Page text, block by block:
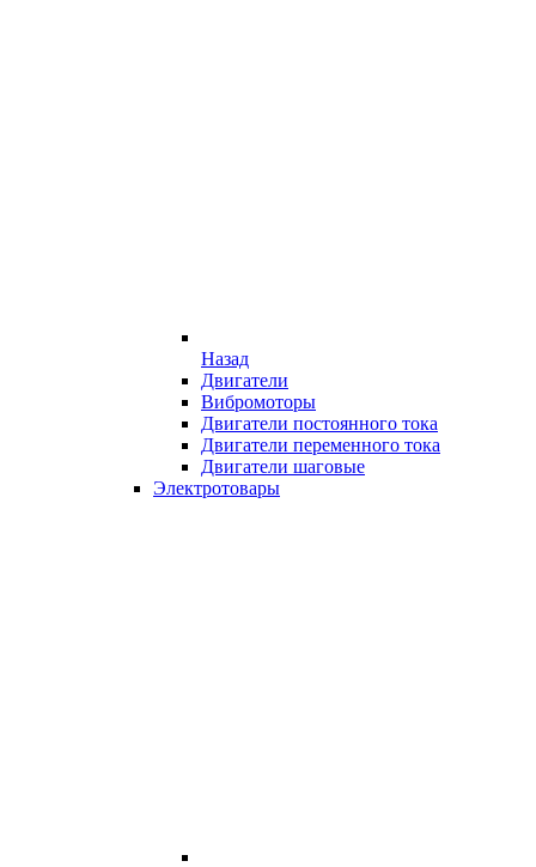
Назад
Двигатели
Вибромоторы
Двигатели постоянного тока
Двигатели переменного тока
Двигатели шаговые
Электротовары